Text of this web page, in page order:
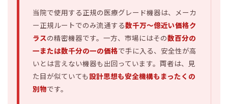
当院で使用する正規の医療グレード機器は、メーカ
ー正規ルートでのみ流通する数千万〜億近い価格ク
ラスの精密機器です。一方、市場にはその数百分の
一または数千分の一の価格で手に入る、安全性が高
いとは言えない機器も出回っています。両者は、見
た目が似ていても設計思想も安全機構もまったくの
別物です。